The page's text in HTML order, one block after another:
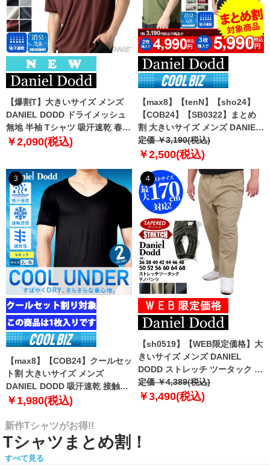
【爆割T】大きいサイズ メンズ
DANIEL DODD ドライメッシュ
無地 半袖 Tシャツ 吸汗速乾 春夏
新作 tjt-2602dry5 【fre】
￥2,090(税込)
【max8】【tenN】【sho24】
【COB24】【SB0322】まとめ
割 大きいサイズ メンズ DANIEL
DODD 吸汗速乾 半袖 無地 スポ
ーツ ポロシャツ azpr-009008h
定価 ￥3,190(税込)
￥2,500(税込)
3
【max8】【COB24】クールセッ
ト割 大きいサイズ メンズ
DANIEL DODD 吸汗速乾 接触涼
感 Vネック 半袖 クールアンダー
2101
￥1,980(税込)
4
【sh0519】【WEB限定価格】大
きいサイズ メンズ DANIEL
DODD ストレッチ ツータック チ
ノ パンツ チノパン テーパード
azp-210102
定価 ￥4,389(税込)
￥3,490(税込)
新作Tシャツがお得!!
Tシャツまとめ割！
すべて見る